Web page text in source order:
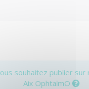
souhaitez publier
Aix OphtalmO